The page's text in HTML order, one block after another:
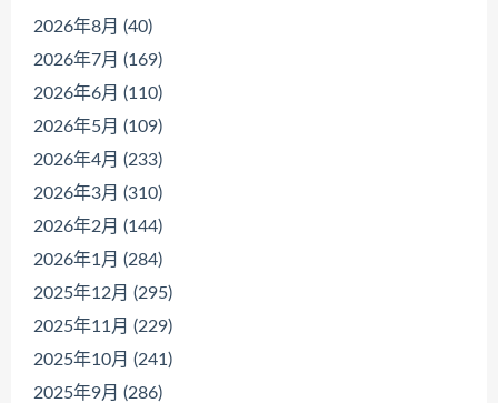
2026年8月 (40)
2026年7月 (169)
2026年6月 (110)
2026年5月 (109)
2026年4月 (233)
2026年3月 (310)
2026年2月 (144)
2026年1月 (284)
2025年12月 (295)
2025年11月 (229)
2025年10月 (241)
2025年9月 (286)